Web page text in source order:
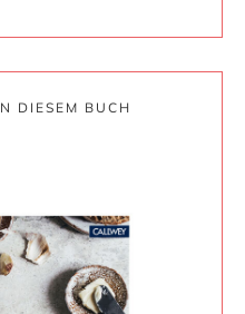
DIESEM BUCH